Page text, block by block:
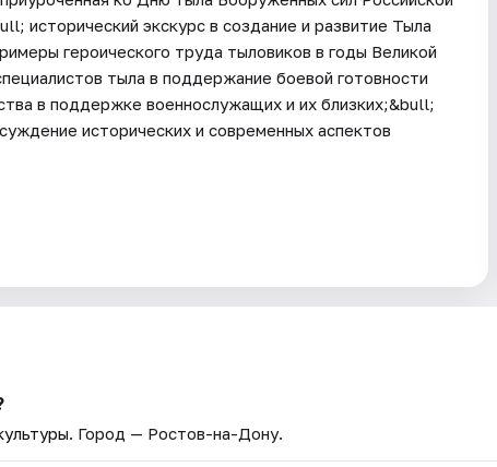
исторический экскурс в создание и развитие Тыла
героического труда тыловиков в годы Великой
тыла в поддержание боевой готовности
в поддержке военнослужащих и их близких;&bull;
исторических и современных аспектов
. Город — Ростов-на-Дону.